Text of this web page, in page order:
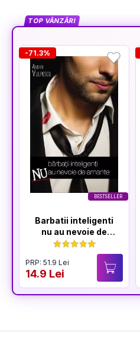
TOP VÂNZĂRI
BESTSELLER
-71.3%
Barbatii inteligenti
nu au nevoie de
amante
PRP: 51.9 Lei
14.9 Lei